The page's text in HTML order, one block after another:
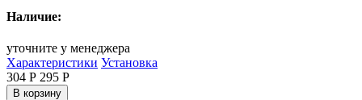
Наличие:
уточните у менеджера
Характеристики Установка
304 Р 295 Р
В корзину